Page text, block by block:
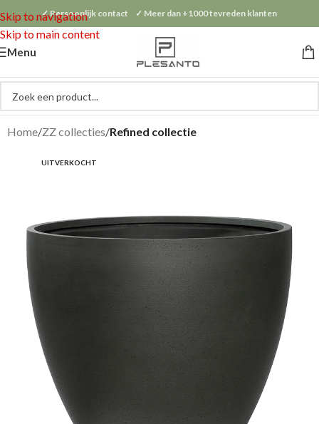
Skip to navigation
Skip to main content
✓ Persoonlijk contact ✓ Meer dan +1000 tevreden klanten
Menu
Home ZZ collecties Refined collectie
UITVERKOCHT